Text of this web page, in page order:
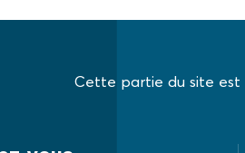
Cette partie du site est